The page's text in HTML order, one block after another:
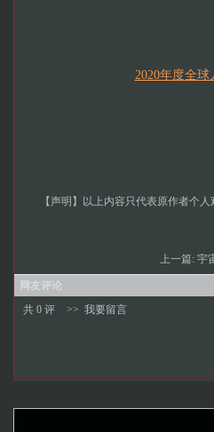
2020年度全
【声明】以上内容只代表原作者个
上一篇: 宇
网友评论
共 0 评
>> 我要留言